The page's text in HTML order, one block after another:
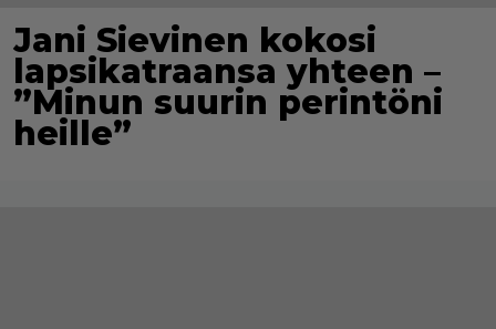
Jani Sievinen kokosi
lapsikatraansa yhteen –
”Minun suurin perintöni
heille”